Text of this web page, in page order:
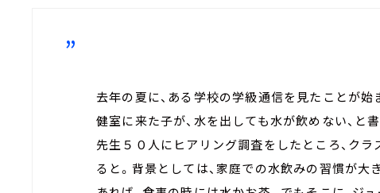
去年の夏に、ある学校の学級通信を見たことが
健室に来た子が、水を出しても水が飲めない、と
先生５０人にヒアリング調査をしたところ、ク
ると。背景としては、家庭での水飲みの習慣が